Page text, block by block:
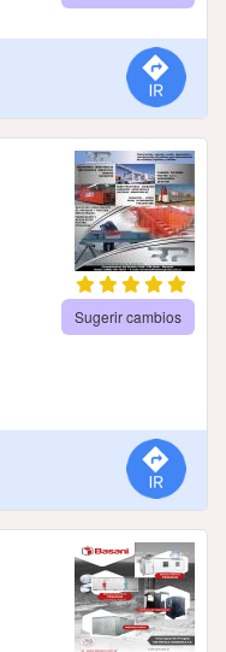
Sugerir cambios